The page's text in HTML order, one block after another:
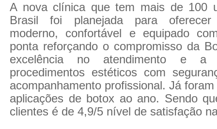
A nova clínica que tem mais de 100
Brasil foi planejada para
moderno, confortável e equipado
ponta reforçando o compromisso da
excelência no atendimento e a
procedimentos estéticos com
acompanhamento profissional. Já
aplicações de botox ao ano. Sendo
clientes é de 4,9/5 nível de satisfação